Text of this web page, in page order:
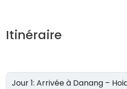
Itinéraire
Jour 1: Arrivée à Danang –